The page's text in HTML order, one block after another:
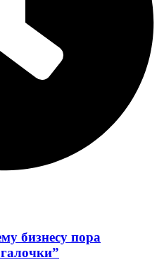
бизнесу пора